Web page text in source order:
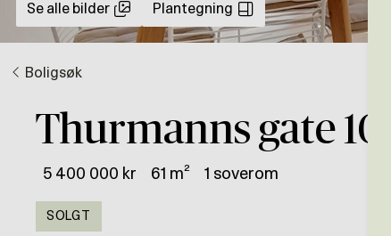
Se alle bilder Plantegning
Boligsøk
Thurmanns gate 10C
5 400 000 kr 61 m² 1 soverom
SOLGT